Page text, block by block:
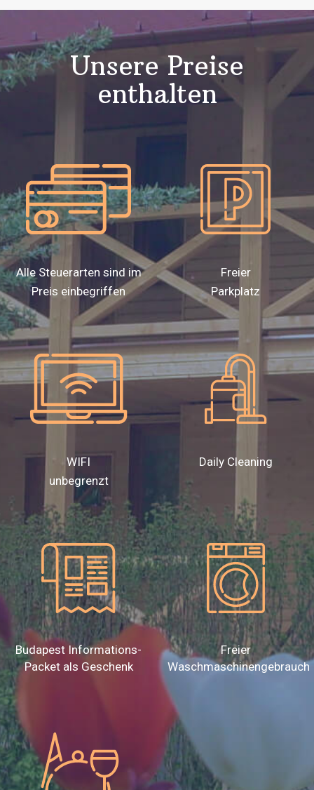
Unsere Preise
enthalten
Alle Steuerarten sind im
Preis einbegriffen
Freier
Parkplatz
WIFI
unbegrenzt
Daily Cleaning
Budapest Informations-
Packet als Geschenk
Freier
Waschmaschinengebrauch